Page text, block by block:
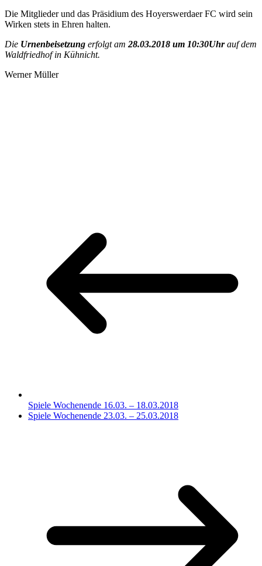
Die Mitglieder und das Präsidium des Hoyerswerdaer FC wird sein
Wirken stets in Ehren halten.
Die Urnenbeisetzung erfolgt am 28.03.2018 um 10:30Uhrauf dem
Waldfriedhof in Kühnicht.
Werner Müller
Spiele Wochenende 16.03. – 18.03.2018
Spiele Wochenende 23.03. – 25.03.2018